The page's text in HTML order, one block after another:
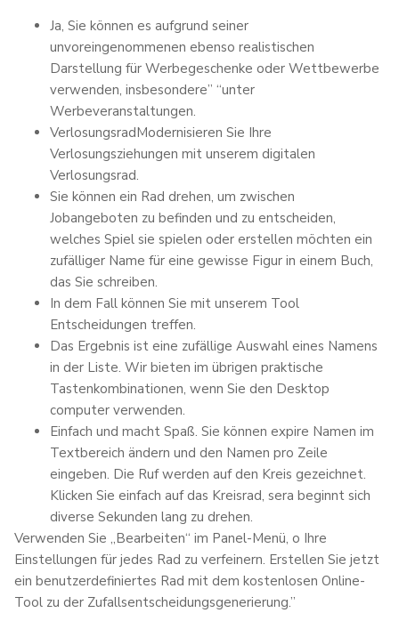
Ja, Sie können es aufgrund seiner
unvoreingenommenen ebenso realistischen
Darstellung für Werbegeschenke oder Wettbewerbe
verwenden, insbesondere” “unter
Werbeveranstaltungen.
VerlosungsradModernisieren Sie Ihre
Verlosungsziehungen mit unserem digitalen
Verlosungsrad.
Sie können ein Rad drehen, um zwischen
Jobangeboten zu befinden und zu entscheiden,
welches Spiel sie spielen oder erstellen möchten ein
zufälliger Name für eine gewisse Figur in einem Buch,
das Sie schreiben.
In dem Fall können Sie mit unserem Tool
Entscheidungen treffen.
Das Ergebnis ist eine zufällige Auswahl eines Namens
in der Liste. Wir bieten im übrigen praktische
Tastenkombinationen, wenn Sie den Desktop
computer verwenden.
Einfach und macht Spaß. Sie können expire Namen im
Textbereich ändern und den Namen pro Zeile
eingeben. Die Ruf werden auf den Kreis gezeichnet.
Klicken Sie einfach auf das Kreisrad, sera beginnt sich
diverse Sekunden lang zu drehen.
Verwenden Sie „Bearbeiten“ im Panel-Menü, o Ihre
Einstellungen für jedes Rad zu verfeinern. Erstellen Sie jetzt
ein benutzerdefiniertes Rad mit dem kostenlosen Online-
Tool zu der Zufallsentscheidungsgenerierung.”